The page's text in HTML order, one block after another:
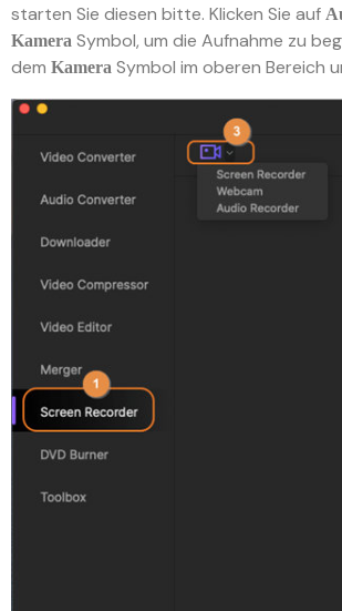
starten Sie diesen bitte. Klicken Sie auf
Kamera Symbol, um die Aufnahme zu
demKamera Symbol im oberen Bereich